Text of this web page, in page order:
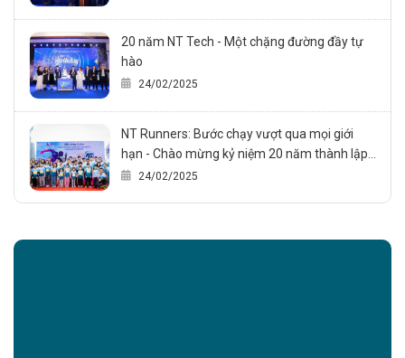
20 năm NT Tech - Một chặng đường đầy tự
hào
24/02/2025
NT Runners: Bước chạy vượt qua mọi giới
hạn - Chào mừng kỷ niệm 20 năm thành lập
NT Technology., JSC
24/02/2025